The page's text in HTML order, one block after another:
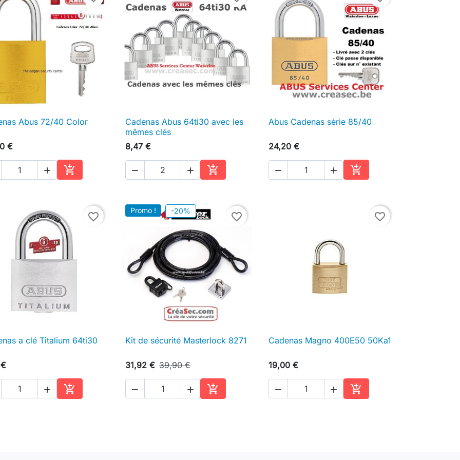
 Aperçu rapide
Abus 72/40 Color
€
 
Ajouter au panier
 Aperçu rapide
Cadenas Abus 64ti30 avec les
mêmes clés
8,47 €
  
Ajouter au panier
 Aperçu rapide
Abus Cadenas série 85/40
24,20 €
  
Ajouter au panier
favorite_border
 Aperçu rapide
a clé Titalium 64ti30
 
Ajouter au panier
Promo ! -20% favorite_border
 Aperçu rapide
Kit de sécurité Masterlock 8271
31,92 € 39,90 €
  
Ajouter au panier
favorite_border
 Aperçu rapide
Cadenas Magno 400E50 50Ka1
19,00 €
  
Ajouter au panier